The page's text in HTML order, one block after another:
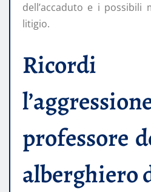
dell’accaduto e i possibili
litigio.
Ricordi
professore
alberghiero